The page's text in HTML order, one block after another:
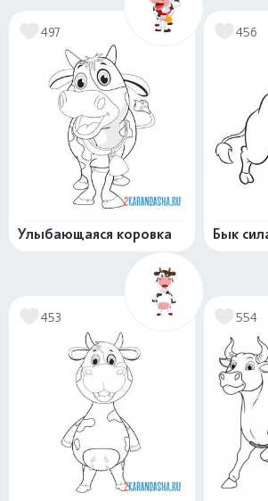
497
Улыбающаяся коровка
456
Бык
453 554